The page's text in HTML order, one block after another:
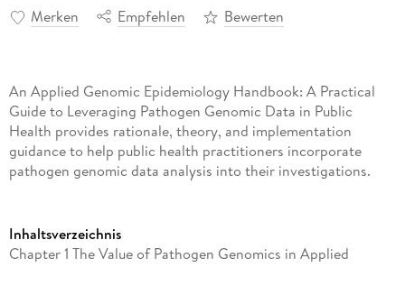
Merken Empfehlen Bewerten
An Applied Genomic Epidemiology Handbook: A Practical
Guide to Leveraging Pathogen Genomic Data in Public
Health provides rationale, theory, and implementation
guidance to help public health practitioners incorporate
pathogen genomic data analysis into their investigations.
Inhaltsverzeichnis
Chapter 1 The Value of Pathogen Genomics in Applied